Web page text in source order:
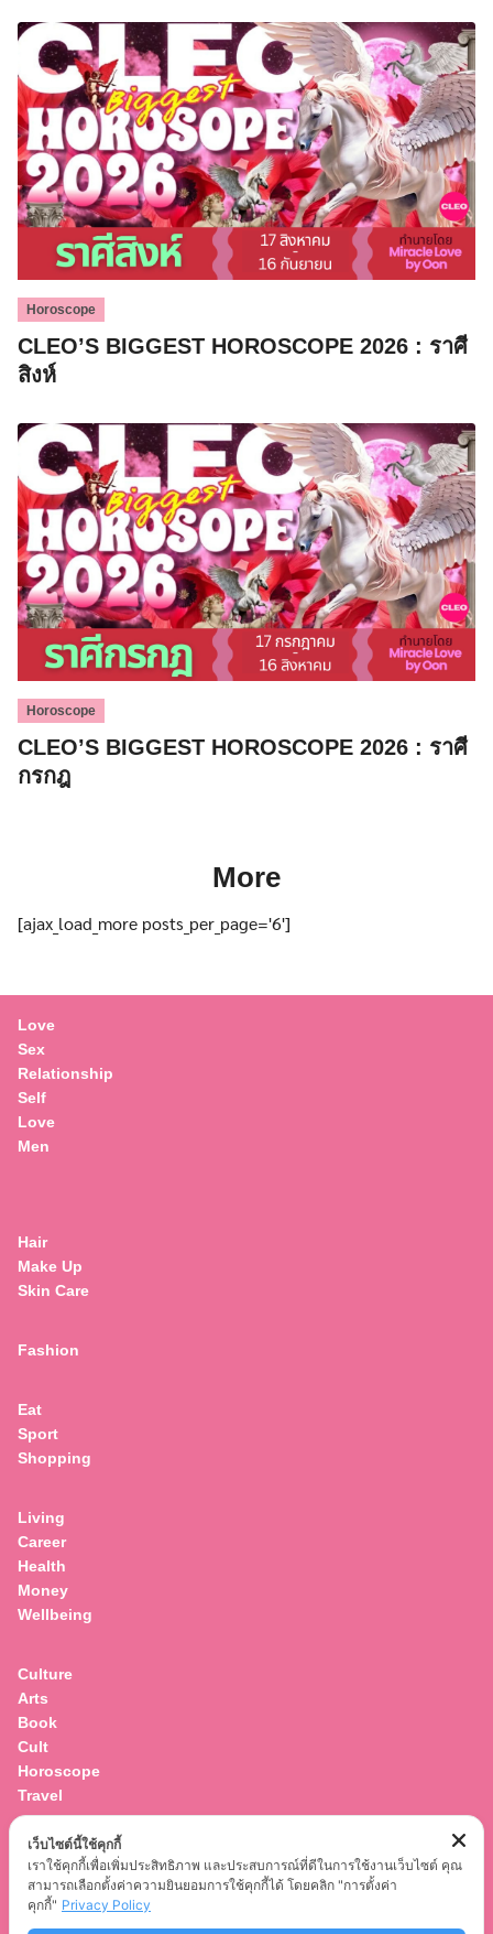
Horoscope
CLEO’S BIGGEST HOROSCOPE 2026 : ราศี
สิงห์
Horoscope
CLEO’S BIGGEST HOROSCOPE 2026 : ราศี
กรกฎ
More
[ajax_load_more posts_per_page='6']
Love
Sex
Relationship
Self
Love
Men
Hair
Make Up
Skin Care
Fashion
Eat
Sport
Shopping
Living
Career
Health
Money
Wellbeing
Culture
Arts
Book
Cult
Horoscope
Travel
Entertainment
Celebrity
Movies
Musics
เว็บไซต์นี้ใช้คุกกี้
เราใช้คุกกี้เพื่อเพิ่มประสิทธิภาพ และประสบการณ์ที่ดีในการใช้งานเว็บไซต์ คุณ
สามารถเลือกตั้งค่าความยินยอมการใช้คุกกี้ได้ โดยคลิก "การตั้งค่า
คุกกี้" Privacy Policy